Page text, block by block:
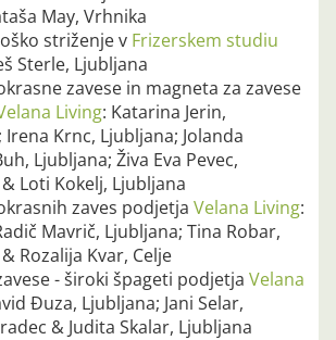
May, Vrhnika
striženje v Frizerskem studiu
Sterle, Ljubljana
zavese in magneta za zavese
Living: Katarina Jerin,
Irena Krnc, Ljubljana; Jolanda
Ljubljana; Živa Eva Pevec,
Loti Kokelj, Ljubljana
zaves podjetja Velana Living:
Mavrič, Ljubljana; Tina Robar,
Rozalija Kvar, Celje
- široki špageti podjetja Velana
Đuza, Ljubljana; Jani Selar,
& Judita Skalar, Ljubljana